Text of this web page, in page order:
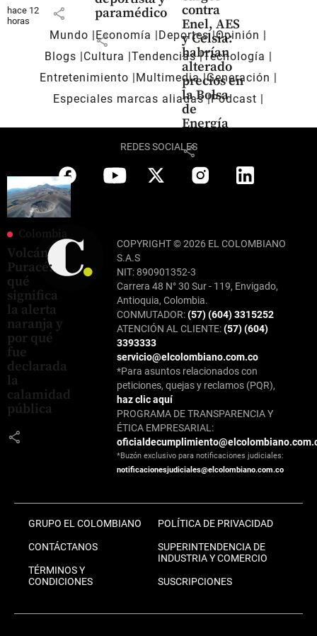
hace 12
horas
share
paramédico
share
contra
Enel, AES
y Celsia:
habrían
alterado
precios en
la Bolsa
de
Energía
share
Colombia
Volcán
Puracé:
qué
significa
la alerta
naranja y
por qué
fue
declarada
la
calamidad
pública
share
Mundo Economía Deportes Opinión
Blogs
Cultura Tendencias Tecnología
Entretenimiento
Multimedia Generación
Especiales marcas aliadas Pódcast
REDES SOCIALES
COPYRIGHT © 2026 EL COLOMBIANO
S.A.S
NIT: 890901352-3
Carrera 48 N° 30 Sur - 119, Envigado,
Antioquia, Colombia.
CONMUTADOR:(57) (604) 3315252
ATENCIÓN AL CLIENTE:(57) (604)
3393333
servicio@elcolombiano.com.co
*Para asuntos relacionados con
peticiones, quejas y reclamos (PQR),
haz clic aquí
PROGRAMA DE TRANSPARENCIA Y
ÉTICA EMPRESARIAL:
*Buzón exclusivo para notificaciones judiciales:
notificacionesjudiciales@elcolombiano.com.co
GRUPO EL COLOMBIANO
CONTÁCTANOS
TÉRMINOS Y
CONDICIONES
POLÍTICA DE PRIVACIDAD
SUPERINTENDENCIA DE
INDUSTRIA Y COMERCIO
SUSCRIPCIONES